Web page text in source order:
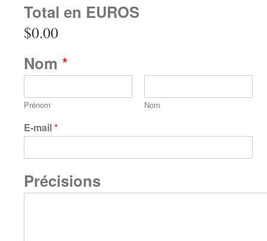
Total en EUROS
$0.00
Nom *
Prénom Nom
E-mail*
Précisions